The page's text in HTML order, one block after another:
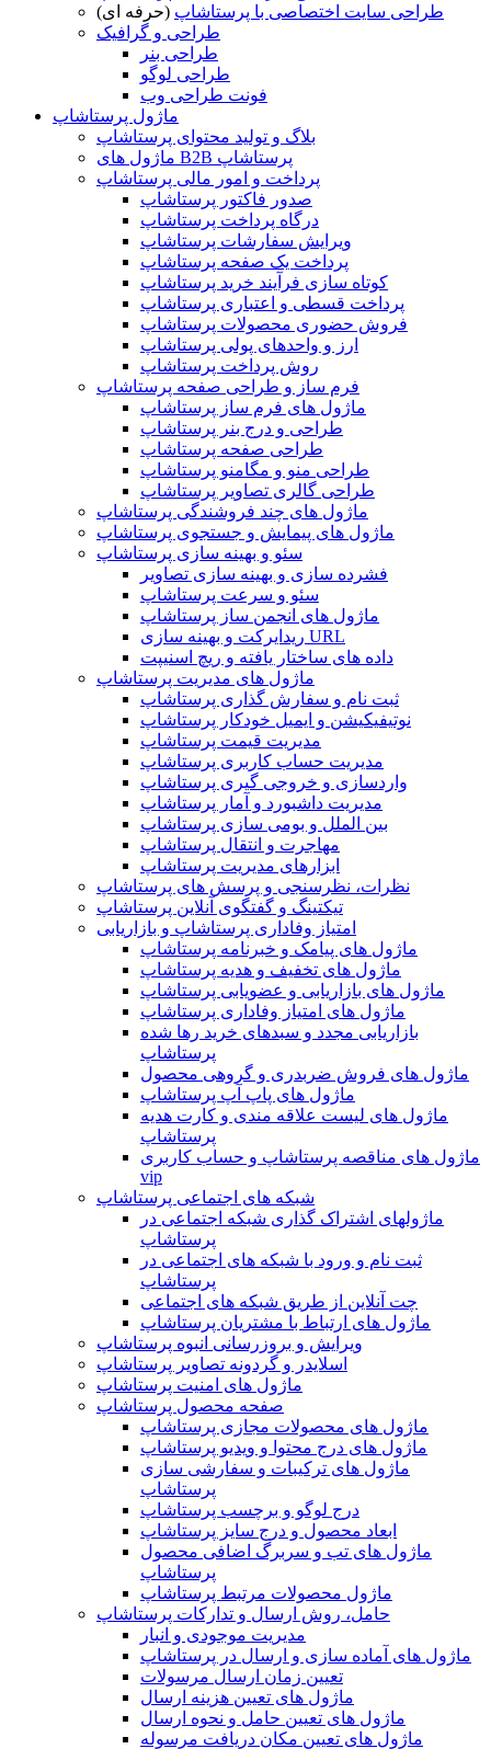
طراحی سایت اختصاصی با پرستاشاپ (حرفه ای)
طراحی و گرافیک
طراحی بنر
طراحی لوگو
فونت طراحی وب
ماژول پرستاشاپ
بلاگ و تولید محتوای پرستاشاپ
ماژول های B2B پرستاشاپ
پرداخت و امور مالی پرستاشاپ
صدور فاکتور پرستاشاپ
درگاه پرداخت پرستاشاپ
ویرایش سفارشات پرستاشاپ
پرداخت یک صفحه پرستاشاپ
کوتاه سازی فرآیند خرید پرستاشاپ
پرداخت قسطی و اعتباری پرستاشاپ
فروش حضوری محصولات پرستاشاپ
ارز و واحدهای پولی پرستاشاپ
روش پرداخت پرستاشاپ
فرم ساز و طراحی صفحه پرستاشاپ
ماژول های فرم ساز پرستاشاپ
طراحی و درج بنر پرستاشاپ
طراحی صفحه پرستاشاپ
طراحی منو و مگامنو پرستاشاپ
طراحی گالری تصاویر پرستاشاپ
ماژول های چند فروشندگی پرستاشاپ
ماژول های پیمایش و جستجوی پرستاشاپ
سئو و بهینه سازی پرستاشاپ
فشرده سازی و بهینه سازی تصاویر
سئو و سرعت پرستاشاپ
ماژول های انجمن ساز پرستاشاپ
ریدایرکت و بهینه سازی URL
داده های ساختار یافته و ریچ اسنیپت
ماژول های مدیریت پرستاشاپ
ثبت نام و سفارش گذاری پرستاشاپ
نوتیفیکیشن و ایمیل خودکار پرستاشاپ
مدیریت قیمت پرستاشاپ
مدیریت حساب کاربری پرستاشاپ
واردسازی و خروجی گیری پرستاشاپ
مدیریت داشبورد و آمار پرستاشاپ
بین الملل و بومی سازی پرستاشاپ
مهاجرت و انتقال پرستاشاپ
ابزارهای مدیریت پرستاشاپ
نظرات، نظرسنجی و پرسش های پرستاشاپ
تیکتینگ و گفتگوی آنلاین پرستاشاپ
امتیاز وفاداری پرستاشاپ و بازاریابی
ماژول های پیامک و خبرنامه پرستاشاپ
ماژول های تخفیف و هدیه پرستاشاپ
ماژول های بازاریابی و عضویابی پرستاشاپ
ماژول های امتیاز وفاداری پرستاشاپ
بازاریابی مجدد و سبدهای خرید رها شده
پرستاشاپ
ماژول های فروش ضربدری و گروهی محصول
ماژول های پاپ آپ پرستاشاپ
ماژول های لیست علاقه مندی و کارت هدیه
پرستاشاپ
ماژول های مناقصه پرستاشاپ و حساب کاربری
vip
شبکه های اجتماعی پرستاشاپ
ماژولهای اشتراک‌ گذاری شبکه اجتماعی در
پرستاشاپ
ثبت نام و ورود با شبکه های اجتماعی در
پرستاشاپ
چت آنلاین از طریق شبکه های اجتماعی
ماژول های ارتباط با مشتریان پرستاشاپ
ویرایش و بروزرسانی انبوه پرستاشاپ
اسلایدر و گردونه تصاویر پرستاشاپ
ماژول های امنیت پرستاشاپ
صفحه محصول پرستاشاپ
ماژول های محصولات مجازی پرستاشاپ
ماژول های درج محتوا و ویدیو پرستاشاپ
ماژول های ترکیبات و سفارشی سازی
پرستاشاپ
درج لوگو و برچسب پرستاشاپ
ابعاد محصول و درج سایز پرستاشاپ
ماژول های تب و سربرگ اضافی محصول
پرستاشاپ
ماژول محصولات مرتبط پرستاشاپ
حامل، روش ارسال و تدارکات پرستاشاپ
مدیریت موجودی و انبار
ماژول های آماده سازی و ارسال در پرستاشاپ
تعیین زمان ارسال مرسولات
ماژول های تعیین هزینه ارسال
ماژول های تعیین حامل و نحوه ارسال
ماژول های تعیین مکان دریافت مرسوله